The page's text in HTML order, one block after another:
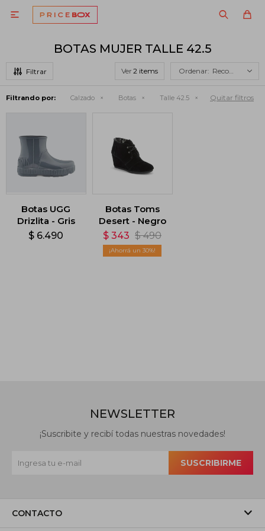

BOTAS MUJER TALLE 42.5
Ver Recomendados
Filtrando por: Calzado Botas Talle 42.5 Quitar filtros
Botas UGG
Drizlita - Gris
$ 6.490
Botas Toms
Desert - Negro
$ 343 $ 490
30
CONTACTO
NEWSLETTER
¡Suscribite y recibí todas nuestras novedades!
SUSCRIBIRME